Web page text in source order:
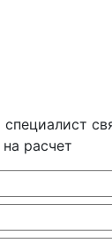
специалист
расчет